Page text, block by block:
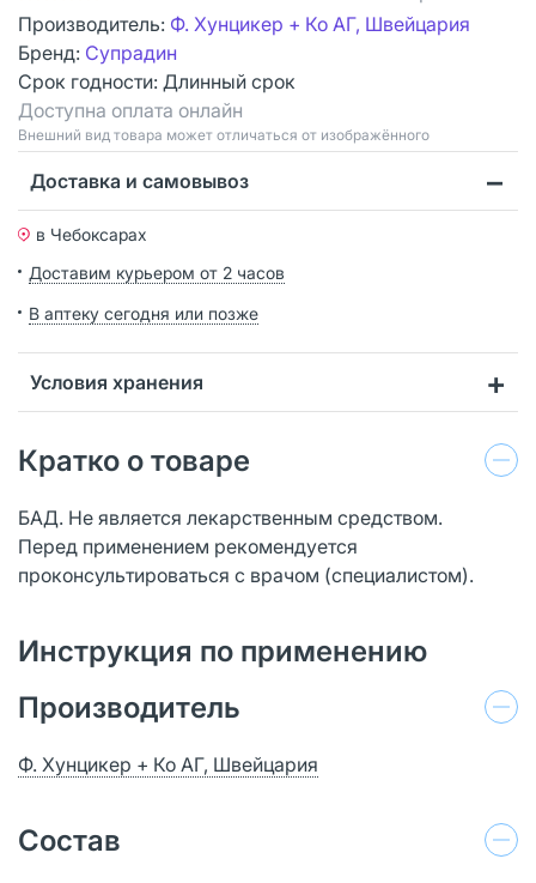
Производитель: Ф. Хунцикер + Ко АГ, Швейцария
Бренд: Супрадин
Срок годности: Длинный срок
Доступна оплата онлайн
Bнешний вид товара может отличаться от изображённого
Доставка и самовывоз
в Чебоксарах
Доставим курьером от 2 часов
В аптеку сегодня или позже
Условия хранения
Кратко о товаре
БАД. Не является лекарственным средством.
Перед применением рекомендуется
проконсультироваться с врачом (специалистом).
Инструкция по применению
Производитель
Ф. Хунцикер + Ко АГ, Швейцария
Состав